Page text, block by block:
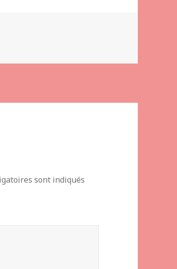
sont indiqués